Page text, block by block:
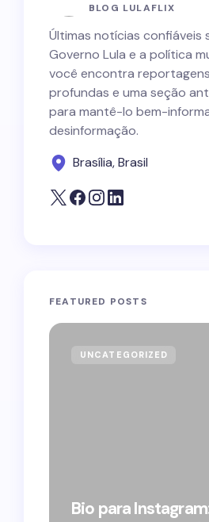
BLOG LULAFLIX
Últimas notícias confiáveis
Governo Lula e a política
você encontra
profundas e uma seção
para mantê-lo bem-
desinformação.
Brasília, Brasil
FEATURED POSTS
UNCATEGORIZED
Bio para